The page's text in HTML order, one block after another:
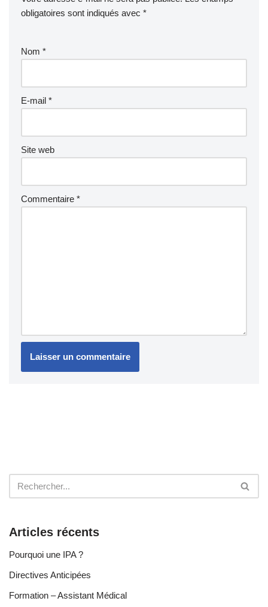
obligatoires sont indiqués avec *
Nom *
E-mail *
Site web
Commentaire *
Articles récents
Pourquoi une IPA ?
Directives Anticipées
Formation – Assistant Médical